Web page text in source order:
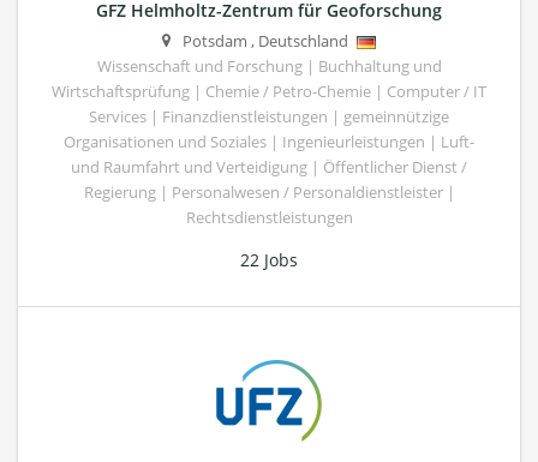
GFZ Helmholtz-Zentrum für Geoforschung
Potsdam , Deutschland
Wissenschaft und Forschung | Buchhaltung und
Wirtschaftsprüfung | Chemie / Petro-Chemie | Computer / IT
Services | Finanzdienstleistungen | gemeinnützige
Organisationen und Soziales | Ingenieurleistungen | Luft-
und Raumfahrt und Verteidigung | Öffentlicher Dienst /
Regierung | Personalwesen / Personaldienstleister |
Rechtsdienstleistungen
22 Jobs